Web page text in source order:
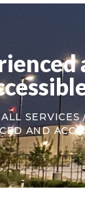
ALL SERVICES
AND